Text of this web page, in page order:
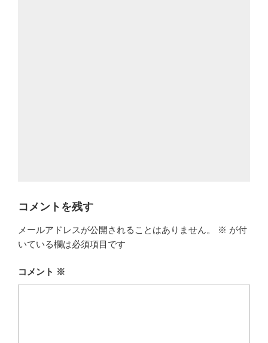
コメントを残す
メールアドレスが公開されることはありません。 ※ が付
いている欄は必須項目です
コメント ※